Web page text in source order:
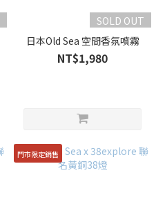
SOLD OUT
日本Old Sea 空間香氛噴霧
NT$1,980
門市限定銷售